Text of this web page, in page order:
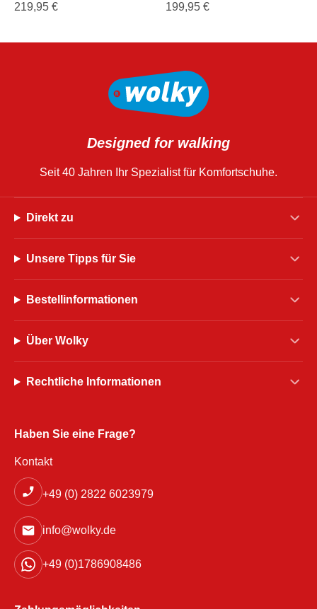
219,95 €
199,95 €
Designed for walking
Seit 40 Jahren Ihr Spezialist für Komfortschuhe.
Direkt zu
Unsere Tipps für Sie
Bestellinformationen
Über Wolky
Rechtliche Informationen
Haben Sie eine Frage?
Kontakt
+49 (0) 2822 6023979
info@wolky.de
+49 (0)1786908486